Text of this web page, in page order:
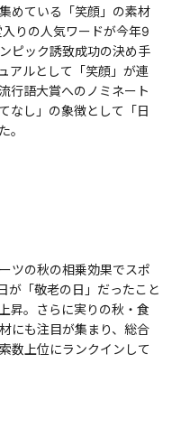
めている「笑顔」の素材
りの人気ワードが今年9
ピック誘致成功の決め手
アルとして「笑顔」が連
行語大賞へのノミネート
なし」の象徴として「日
。
ツの秋の相乗効果でスポ
が「敬老の日」だったこと
昇。さらに実りの秋・食
にも注目が集まり、総合
数上位にランクインして